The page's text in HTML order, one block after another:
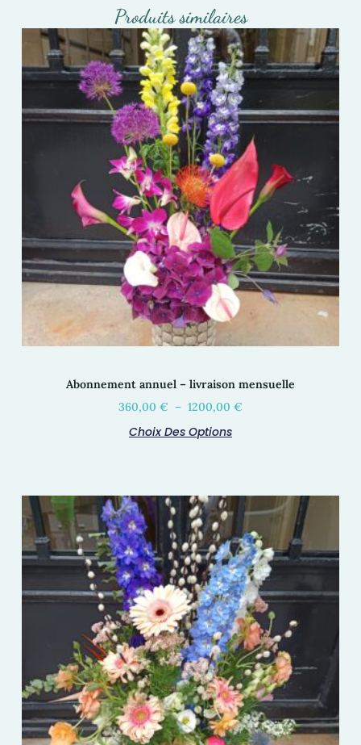
Produits similaires
Abonnement annuel – livraison mensuelle
360,00 € – 1200,00 €
Choix Des Options